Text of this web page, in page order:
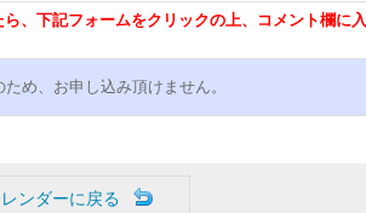
、下記フォームをクリックの上、コメント欄に入
め、お申し込み頂けません。
ンダーに戻る